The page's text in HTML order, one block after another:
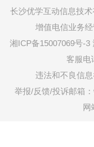
长沙优学互动信息技
增值电信业务
湘ICP备15007069号-3
客服电
违法和不良信
举报/反馈/投诉邮箱
网